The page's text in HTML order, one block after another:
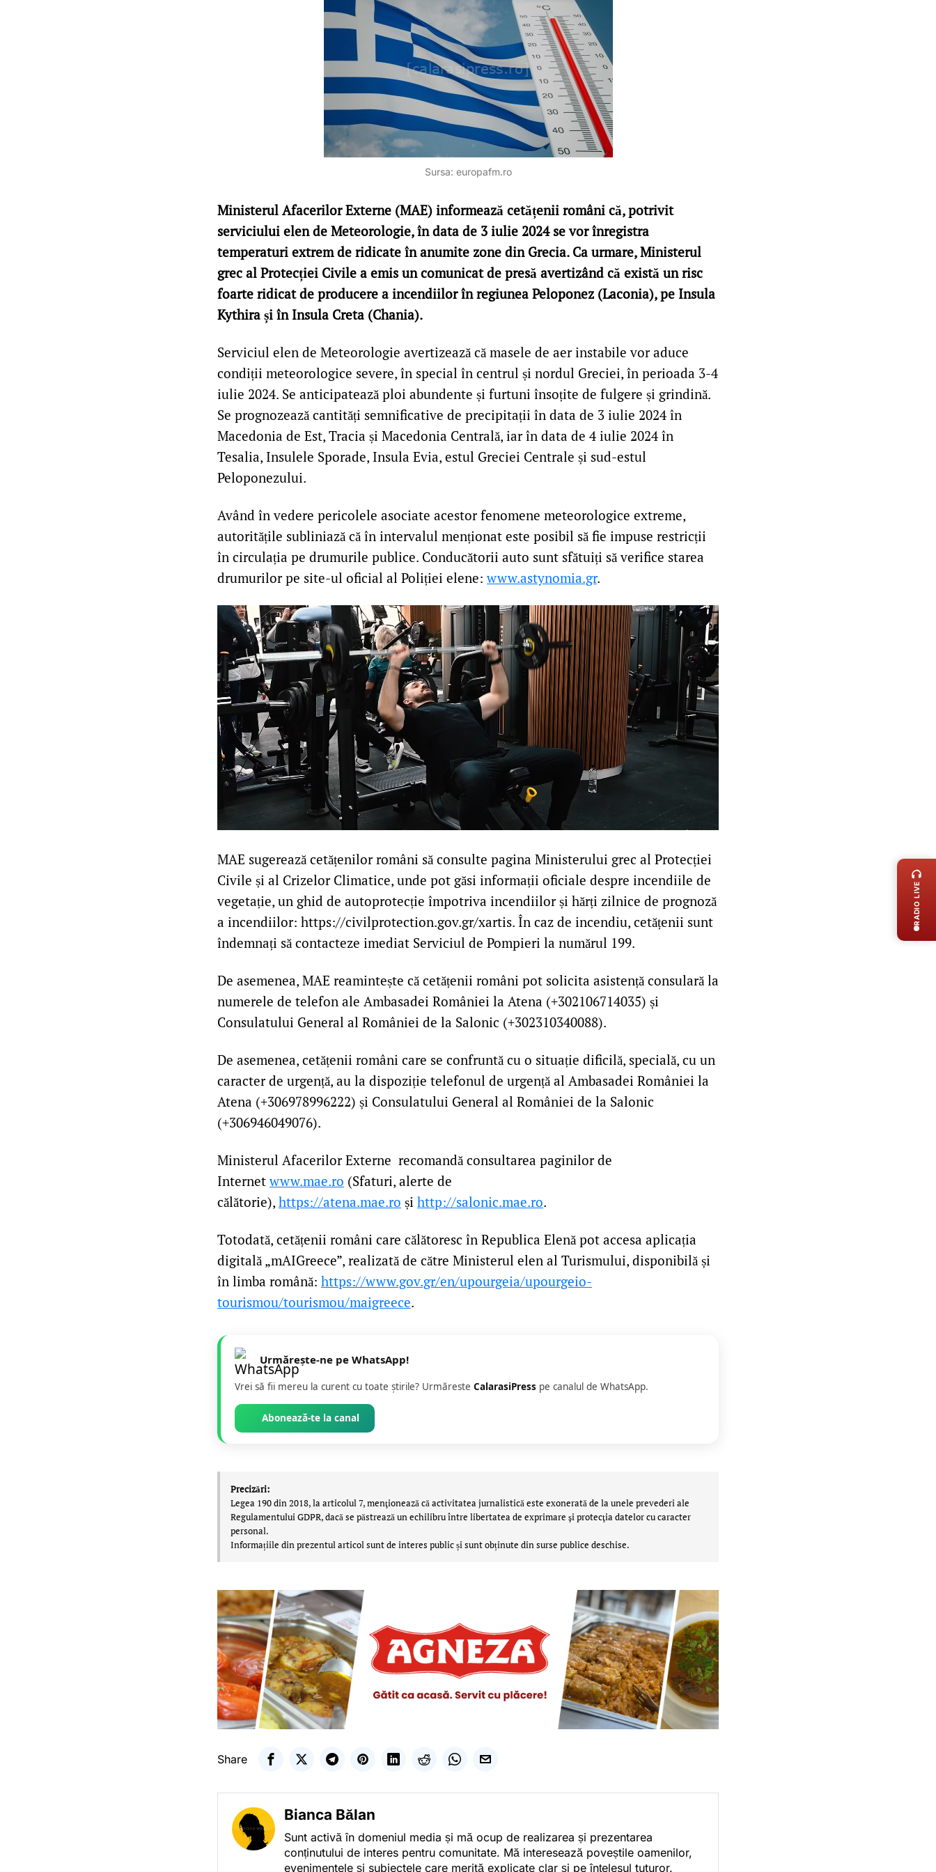
Sursa: europafm.ro
Ministerul Afacerilor Externe (MAE) informează cetățenii români că, potrivit
serviciului elen de Meteorologie, în data de 3 iulie 2024 se vor înregistra
temperaturi extrem de ridicate în anumite zone din Grecia. Ca urmare, Ministerul
grec al Protecției Civile a emis un comunicat de presă avertizând că există un risc
foarte ridicat de producere a incendiilor în regiunea Peloponez (Laconia), pe Insula
Kythira și în Insula Creta (Chania).
Serviciul elen de Meteorologie avertizează că masele de aer instabile vor aduce
condiții meteorologice severe, în special în centrul și nordul Greciei, în perioada 3-4
iulie 2024. Se anticipatează ploi abundente și furtuni însoțite de fulgere și grindină.
Se prognozează cantități semnificative de precipitații în data de 3 iulie 2024 în
Macedonia de Est, Tracia și Macedonia Centrală, iar în data de 4 iulie 2024 în
Tesalia, Insulele Sporade, Insula Evia, estul Greciei Centrale și sud-estul
Peloponezului.
Având în vedere pericolele asociate acestor fenomene meteorologice extreme,
autoritățile subliniază că în intervalul menționat este posibil să fie impuse restricții
în circulația pe drumurile publice. Conducătorii auto sunt sfătuiți să verifice starea
drumurilor pe site-ul oficial al Poliției elene:www.astynomia.gr.
MAE sugerează cetățenilor români să consulte pagina Ministerului grec al Protecției
Civile și al Crizelor Climatice, unde pot găsi informații oficiale despre incendiile de
vegetație, un ghid de autoprotecție împotriva incendiilor și hărți zilnice de prognoză
a incendiilor: https://civilprotection.gov.gr/xartis. În caz de incendiu, cetățenii sunt
îndemnați să contacteze imediat Serviciul de Pompieri la numărul 199.
De asemenea, MAE reamintește că cetățenii români pot solicita asistență consulară la
numerele de telefon ale Ambasadei României la Atena (+302106714035) și
Consulatului General al României de la Salonic (+302310340088).
De asemenea, cetățenii români care se confruntă cu o situație dificilă, specială, cu un
caracter de urgență, au la dispoziție telefonul de urgență al Ambasadei României la
Atena (+306978996222) și Consulatului General al României de la Salonic
(+306946049076).
Ministerul Afacerilor Externe recomandă consultarea paginilor de
Internetwww.mae.ro (Sfaturi, alerte de
călătorie), https://atena.mae.ro și http://salonic.mae.ro.
Totodată, cetățenii români care călătoresc în Republica Elenă pot accesa aplicația
digitală „mAIGreece”, realizată de către Ministerul elen al Turismului, disponibilă și
în limba română: https://www.gov.gr/en/upourgeia/upourgeio-
tourismou/tourismou/maigreece.
Urmărește-ne pe WhatsApp!
Vrei să fii mereu la curent cu toate știrile? Urmăreste CalarasiPress pe canalul de WhatsApp.
Abonează-te la canal
Precizări:
Legea 190 din 2018, la articolul 7, menţionează că activitatea jurnalistică este exonerată de la unele prevederi ale
Regulamentului GDPR, dacă se păstrează un echilibru între libertatea de exprimare şi protecţia datelor cu caracter
personal.
Informațiile din prezentul articol sunt de interes public și sunt obținute din surse publice deschise.
Share
Bianca Bălan
Sunt activă în domeniul media și mă ocup de realizarea și prezentarea
conținutului de interes pentru comunitate. Mă interesează poveștile oamenilor,
evenimentele și subiectele care merită explicate clar și pe înțelesul tuturor.
RADIO LIVE